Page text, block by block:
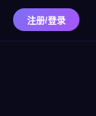
注册/登录